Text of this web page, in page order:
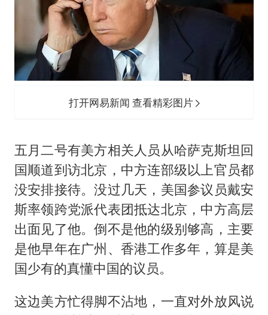
打开网易新闻 查看精彩图片
五月二号有美方相关人员从哈萨克斯坦回
国顺道到访北京，中方连部级以上官员都
没安排接待。没过几天，美国参议员戴安
斯率领跨党派代表团抵达北京，中方高层
出面见了他。倒不是他的级别够高，主要
是他早年在广州、香港工作多年，算是美
国少有的真懂中国的议员。
这边美方忙得脚不沾地，一直对外放风说